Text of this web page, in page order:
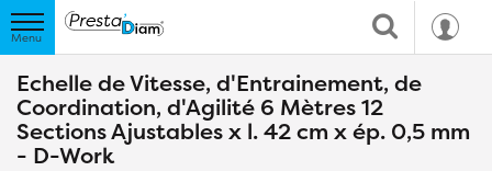
Echelle de Vitesse, d'Entrainement, de
Coordination, d'Agilité 6 Mètres 12
Sections Ajustables x l. 42 cm x ép. 0,5 mm
- D-Work